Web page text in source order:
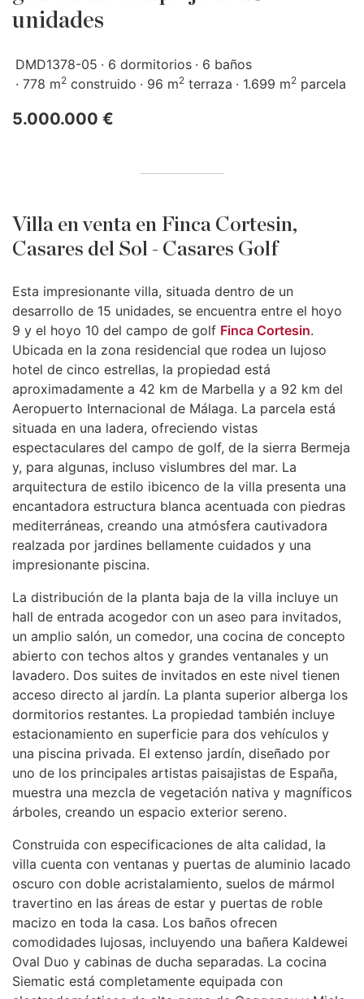
unidades
DMD1378-05 6 dormitorios
6 baños
778 m2 construido 96 m2 terraza 1.699 m2 parcela
5.000.000 €
Villa en venta en Finca Cortesin,
Casares del Sol - Casares Golf
Esta impresionante villa, situada dentro de un
desarrollo de 15 unidades, se encuentra entre el hoyo
9 y el hoyo 10 del campo de golf Finca Cortesin.
Ubicada en la zona residencial que rodea un lujoso
hotel de cinco estrellas, la propiedad está
aproximadamente a 42 km de Marbella y a 92 km del
Aeropuerto Internacional de Málaga. La parcela está
situada en una ladera, ofreciendo vistas
espectaculares del campo de golf, de la sierra Bermeja
y, para algunas, incluso vislumbres del mar. La
arquitectura de estilo ibicenco de la villa presenta una
encantadora estructura blanca acentuada con piedras
mediterráneas, creando una atmósfera cautivadora
realzada por jardines bellamente cuidados y una
impresionante piscina.
La distribución de la planta baja de la villa incluye un
hall de entrada acogedor con un aseo para invitados,
un amplio salón, un comedor, una cocina de concepto
abierto con techos altos y grandes ventanales y un
lavadero. Dos suites de invitados en este nivel tienen
acceso directo al jardín. La planta superior alberga los
dormitorios restantes. La propiedad también incluye
estacionamiento en superficie para dos vehículos y
una piscina privada. El extenso jardín, diseñado por
uno de los principales artistas paisajistas de España,
muestra una mezcla de vegetación nativa y magníficos
árboles, creando un espacio exterior sereno.
Construida con especificaciones de alta calidad, la
villa cuenta con ventanas y puertas de aluminio lacado
oscuro con doble acristalamiento, suelos de mármol
travertino en las áreas de estar y puertas de roble
macizo en toda la casa. Los baños ofrecen
comodidades lujosas, incluyendo una bañera Kaldewei
Oval Duo y cabinas de ducha separadas. La cocina
Siematic está completamente equipada con